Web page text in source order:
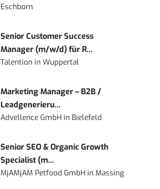
Eschborn
Senior Customer Success
Manager (m/w/d) für R...
Talention inWuppertal
Marketing Manager – B2B /
Leadgenerieru...
Advellence GmbH in Bielefeld
Senior SEO & Organic Growth
Specialist (m...
MjAMjAM Petfood GmbH in Massing